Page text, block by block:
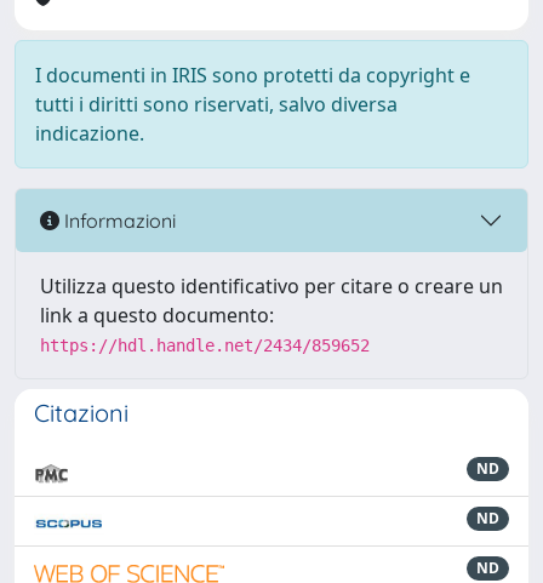
I documenti in IRIS sono protetti da copyright e
tutti i diritti sono riservati, salvo diversa
indicazione.
Informazioni
Utilizza questo identificativo per citare o creare un
link a questo documento:
https://hdl.handle.net/2434/859652
Citazioni
ND
ND
ND